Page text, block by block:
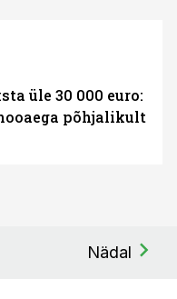
üle 30 000 euro:
põhjalikult
Nädal